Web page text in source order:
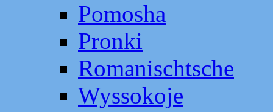
Pomosha
Pronki
Romanischtsche
Wyssokoje